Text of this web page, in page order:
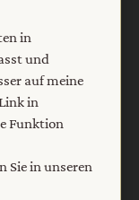
kündigen
in
und
auf meine
in
Funktion
Sie in unseren